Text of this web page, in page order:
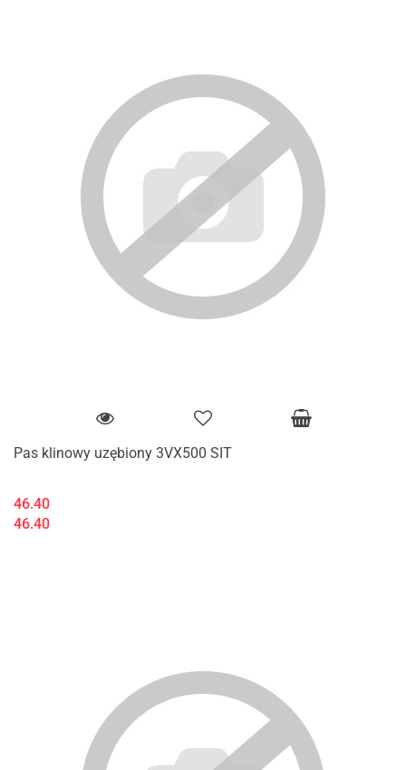
Pas klinowy uzębiony 3VX500 SIT
46.40
46.40